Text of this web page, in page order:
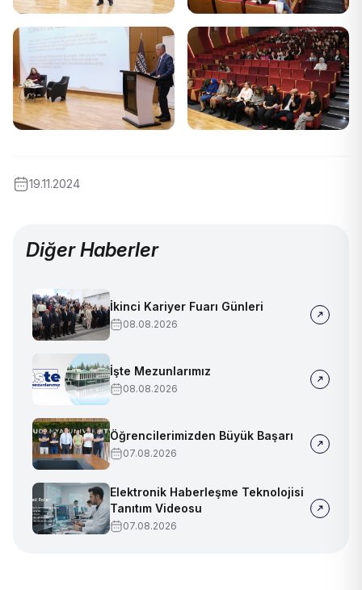
19.11.2024
Diğer Haberler
İkinci Kariyer Fuarı Günleri
08.08.2026
İşte Mezunlarımız
08.08.2026
Öğrencilerimizden Büyük Başarı
07.08.2026
Elektronik Haberleşme Teknolojisi
Tanıtım Videosu
07.08.2026